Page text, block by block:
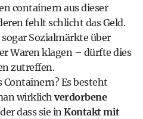
containern aus dieser
fehlt schlicht das Geld.
Sozialmärkte über
Waren klagen – dürfte dies
zutreffen.
Es besteht
wirklich verdorbene
dass sie inKontakt mit